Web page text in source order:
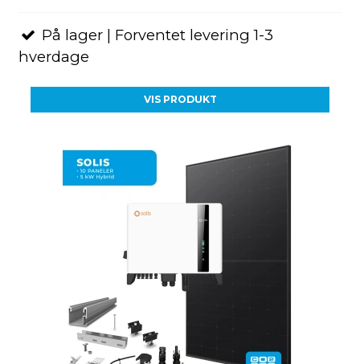
På lager | Forventet levering 1-3
hverdage
VIS PRODUKT